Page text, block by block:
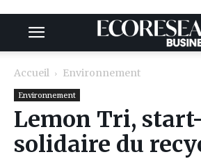
Accueil Environnement
Environnement
Lemon Tri,
solidaire du